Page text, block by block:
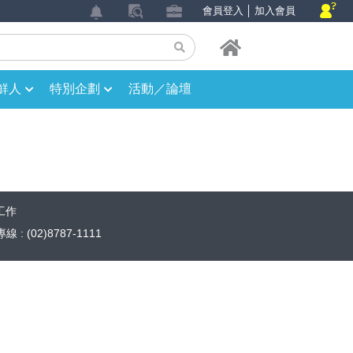
會員登入 加入會員
人 特別企劃 活動／論壇
作
線 : (02)8787-1111